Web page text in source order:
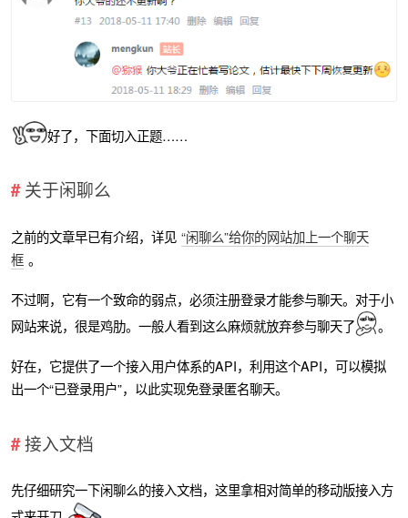
好了，下面切入正题……
关于闲聊么
之前的文章早已有介绍，详见 “闲聊么”给你的网站加上一个聊天
框 。
不过啊，它有一个致命的弱点，必须注册登录才能参与聊天。对于小
网站来说，很是鸡肋。一般人看到这么麻烦就放弃参与聊天了
。
好在，它提供了一个接入用户体系的API，利用这个API，可以模拟
出一个“已登录用户”，以此实现免登录匿名聊天。
接入文档
先仔细研究一下闲聊么的接入文档，这里拿相对简单的移动版接入方